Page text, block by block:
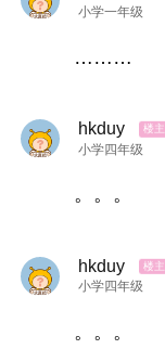
小学一年级
………
hkduy
小学四年级
。。。
hkduy
小学四年级
。。。